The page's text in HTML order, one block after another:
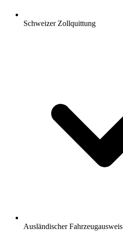
Schweizer Zollquittung
Ausländischer Fahrzeugausweis